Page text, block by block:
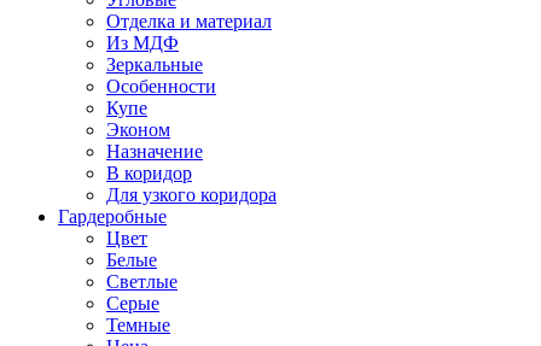
Отделка и материал
Из МДФ
Зеркальные
Особенности
Купе
Эконом
Назначение
В коридор
Для узкого коридора
Гардеробные
Цвет
Белые
Светлые
Серые
Темные